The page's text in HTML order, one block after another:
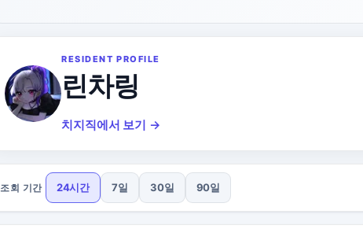
RESIDENT PROFILE
린차링
치지직에서 보기 →
조회 기간 24시간 7일 30일 90일